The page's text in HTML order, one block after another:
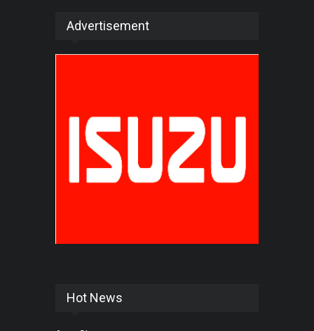
Advertisement
Hot News